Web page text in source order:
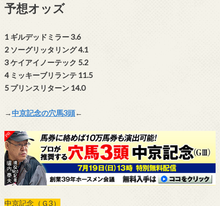
予想オッズ
1 ギルデッドミラー 3.6
2 ソーグリッタリング 4.1
3 ケイアイノーテック 5.2
4 ミッキーブリランテ 11.5
5 プリンスリターン 14.0
→中京記念の穴馬3頭←
中京記念（Ｇ3）